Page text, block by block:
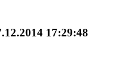
17:29:48